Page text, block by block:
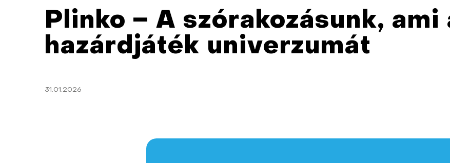
Plinko – A szórakozásunk,
hazárdjáték univerzumát
31.01.2026